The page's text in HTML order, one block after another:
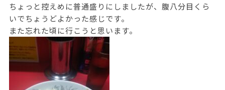
ちょっと控えめに普通盛りにしましたが、腹八分目くら
いでちょうどよかった感じです。
また忘れた頃に行こうと思います。